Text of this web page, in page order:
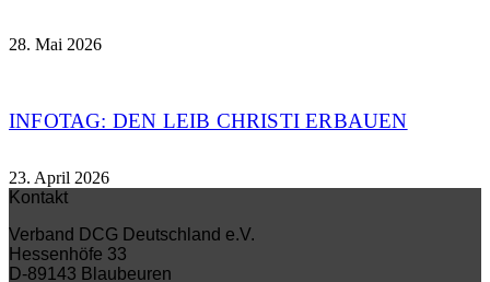
28. Mai 2026
INFOTAG: DEN LEIB CHRISTI ERBAUEN
23. April 2026
Kontakt
Verband DCG Deutschland e.V.
Hessenhöfe 33
D-89143 Blaubeuren